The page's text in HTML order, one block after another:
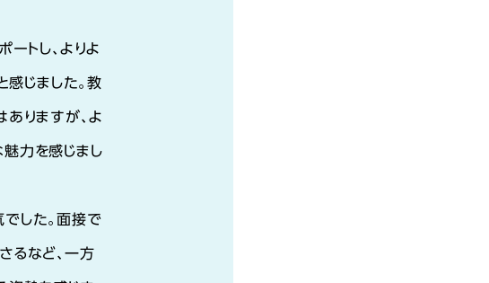
トし、よりよ
感じました。教
りますが、よ
力を感じまし
した。面接で
るなど、一方